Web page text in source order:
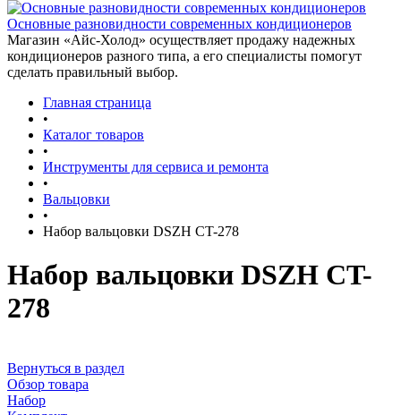
Основные разновидности современных кондиционеров
Магазин «Айс-Холод» осуществляет продажу надежных
кондиционеров разного типа, а его специалисты помогут
сделать правильный выбор.
Главная страница
•
Каталог товаров
•
Инструменты для сервиса и ремонта
•
Вальцовки
•
Набор вальцовки DSZH CT-278
Набор вальцовки DSZH CT-
278
Вернуться в раздел
Обзор товара
Набор